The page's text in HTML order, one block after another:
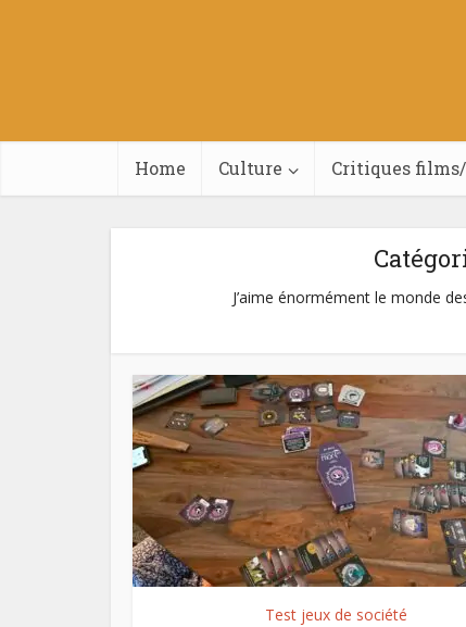
Home Culture Critiques
J’aime énormément le monde
Test jeux de société